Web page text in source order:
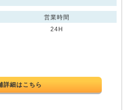
営業時間
24H
詳細はこちら